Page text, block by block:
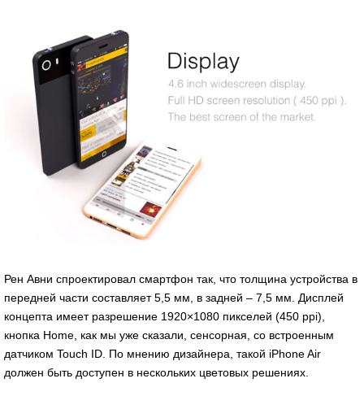
Рен Авни спроектировал смартфон так, что толщина устройства в
передней части составляет 5,5 мм, в задней – 7,5 мм. Дисплей
концепта имеет разрешение 1920×1080 пикселей (450 ppi),
кнопка Home, как мы уже сказали, сенсорная, со встроенным
датчиком Touch ID. По мнению дизайнера, такой iPhone Air
должен быть доступен в нескольких цветовых решениях.